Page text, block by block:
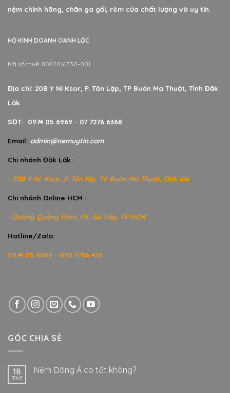
nệm chính hãng, chăn ga gối, rèm cửa chất lượng và uy tín.
HỘ KINH DOANH OANH LỘC
Mã số thuế: 8082016330-001
Địa chỉ: 20B Y Ni Ksor, P. Tân Lập, TP Buôn Ma Thuột, Tỉnh Đăk
Lăk
SĐT: 0974 05 6969 - 07 7276 6368
Email: admin@nemuytin.com
Chi nhánh Đăk Lăk :
- 20B Y Ni Ksor, P. Tân lập, TP Buôn Ma Thuột, Đăk lăk
Chi nhánh Online HCM :
- Dương Quảng Hàm, P5, Gò Vấp, TP HCM
Hotline/Zalo:
0974 05 6969 - 093 7766 436
GÓC CHIA SẺ
18
Th7
Nệm Đông Á có tốt không?